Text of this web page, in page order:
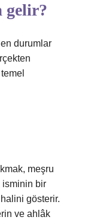
gelir?
durumlar
meşru
isminin bir
gösterir.
ve ahlâk